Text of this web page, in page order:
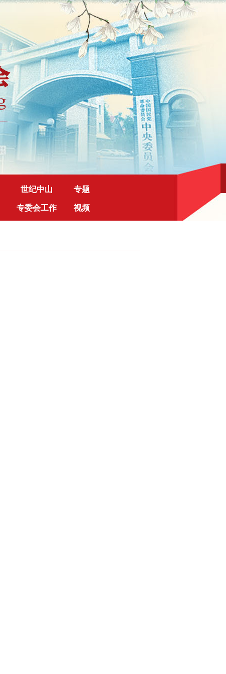
世纪中山 专题
专委会工作 视频